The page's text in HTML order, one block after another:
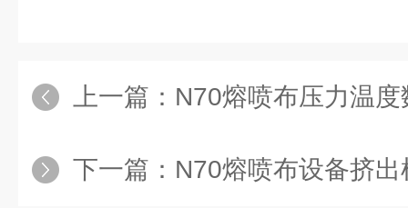
上一篇： N70熔喷布压力温
下一篇： N70熔喷布设备挤